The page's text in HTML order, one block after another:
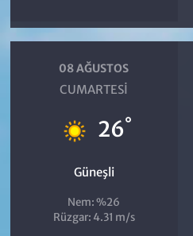
08 AĞUSTOS
CUMARTESI
26°
Güneşli
Nem: %26
Rüzgar: 4.31 m/s